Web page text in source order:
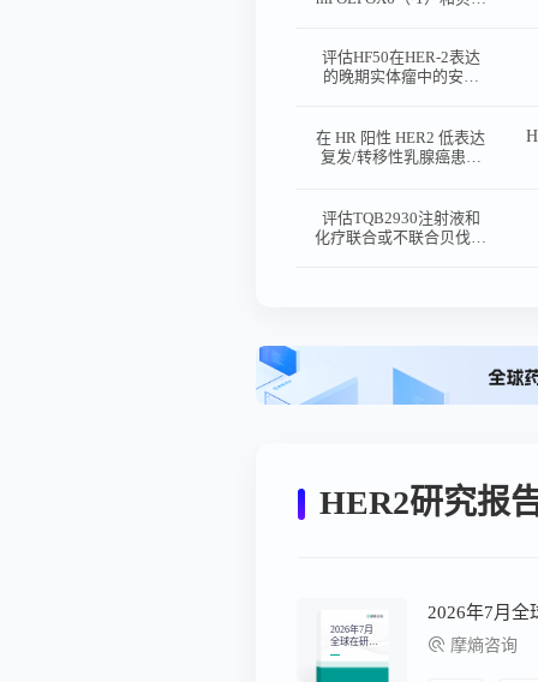
晚期结直肠癌的随机、开
放、对照、多中心III期临
评估HF50在HER-2表达
的晚期实体瘤中的安全
在 HR 阳性 HER2 低表达
复发/转移性乳腺癌患者
期临床研究
评估TQB2930注射液和
化疗联合或不联合贝伐珠
HER2研究报
2026年7月
全球在研新
药月报
2026年7月全
摩熵咨询